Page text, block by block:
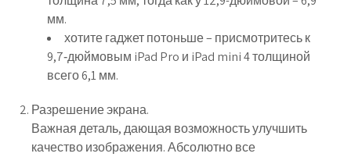
мм.
хотите гаджет потоньше – присмотритесь к
9,7‑дюймовым iPad Pro и iPad mini 4 толщиной
всего 6,1 мм.
Разрешение экрана.
Важная деталь, дающая возможность улучшить
качество изображения. Абсолютно все